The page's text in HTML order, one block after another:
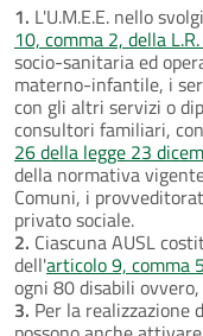
1. L'U.M.E.E. nello
10, comma 2, della
socio-sanitaria ed
materno-infantile, i
con gli altri servizi o
consultori familiari,
26 della legge 23
della normativa
Comuni, i
privato sociale.
2. Ciascuna AUSL
dell'articolo 9, comma
ogni 80 disabili
3. Per la realizzazione